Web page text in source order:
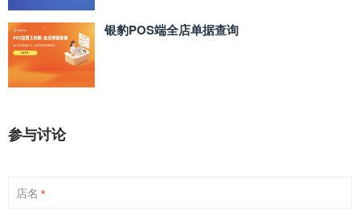
银豹POS端全店单据查询
参与讨论
店名 *